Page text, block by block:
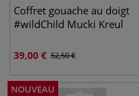
Coffret gouache au doigt
#wildChild Mucki Kreul
39,00 € 52,50€
NOUVEAU